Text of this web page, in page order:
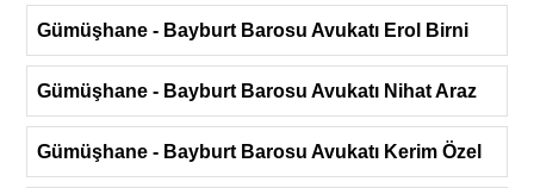
Gümüşhane - Bayburt Barosu Avukatı Erol Birni
Gümüşhane - Bayburt Barosu Avukatı Nihat Araz
Gümüşhane - Bayburt Barosu Avukatı Kerim Özel